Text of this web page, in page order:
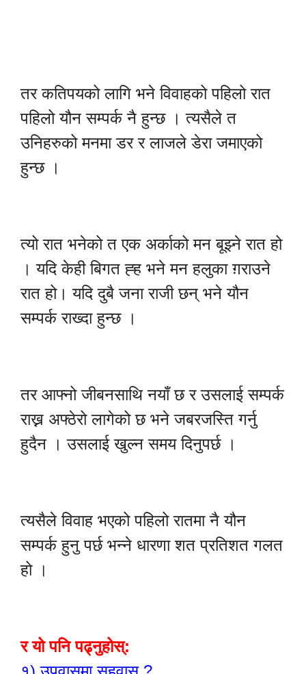
तर कतिपयको लागि भने विवाहको पहिलो रात
पहिलो यौन सम्पर्क नै हुन्छ । त्यसैले त
उनिहरुको मनमा डर र लाजले डेरा जमाएको
हुन्छ ।
त्यो रात भनेको त एक अर्काको मन बूझ्ने रात हो
। यदि केही बिगत ह्ह भने मन हलुका ग़राउने
रात हो। यदि दुबै जना राजी छन् भने यौन
सम्पर्क राख्दा हुन्छ ।
तर आफ्नो जीबनसाथि नयाँ छ र उसलाई सम्पर्क
राख्न अफ्ठेरो लागेको छ भने जबरजस्ति गर्नु
हुदैन । उसलाई खुल्न समय दिनुपर्छ ।
त्यसैले विवाह भएको पहिलो रातमा नै यौन
सम्पर्क हुनु पर्छ भन्ने धारणा शत प्रतिशत गलत
हो ।
र यो पनि पढ्नुहोस्: